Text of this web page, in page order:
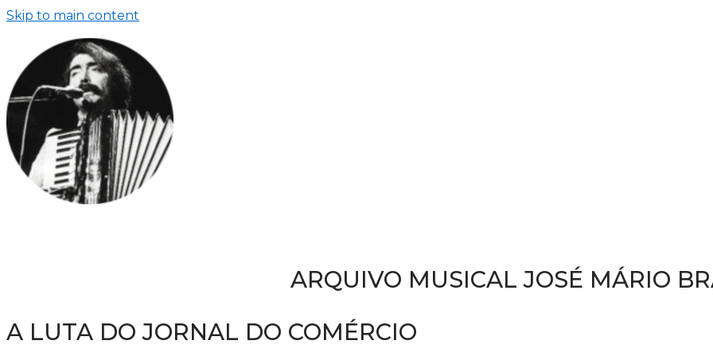
Skip to main content
ARQUIVO MUSICAL JOSÉ MÁRIO
A LUTA DO JORNAL DO COMÉRCIO